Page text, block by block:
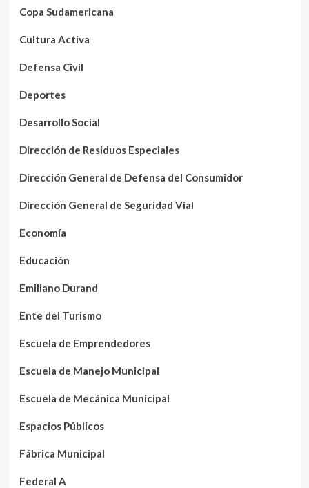
Copa Sudamericana
Cultura Activa
Defensa Civil
Deportes
Desarrollo Social
Dirección de Residuos Especiales
Dirección General de Defensa del Consumidor
Dirección General de Seguridad Vial
Economía
Educación
Emiliano Durand
Ente del Turismo
Escuela de Emprendedores
Escuela de Manejo Municipal
Escuela de Mecánica Municipal
Espacios Públicos
Fábrica Municipal
Federal A